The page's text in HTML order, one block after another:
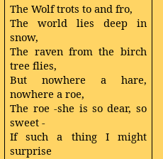
The Wolf trots to and fro,
The world lies deep in
snow,
The raven from the birch
tree flies,
But nowhere a hare,
nowhere a roe,
The roe -she is so dear, so
sweet -
If such a thing I might
surprise